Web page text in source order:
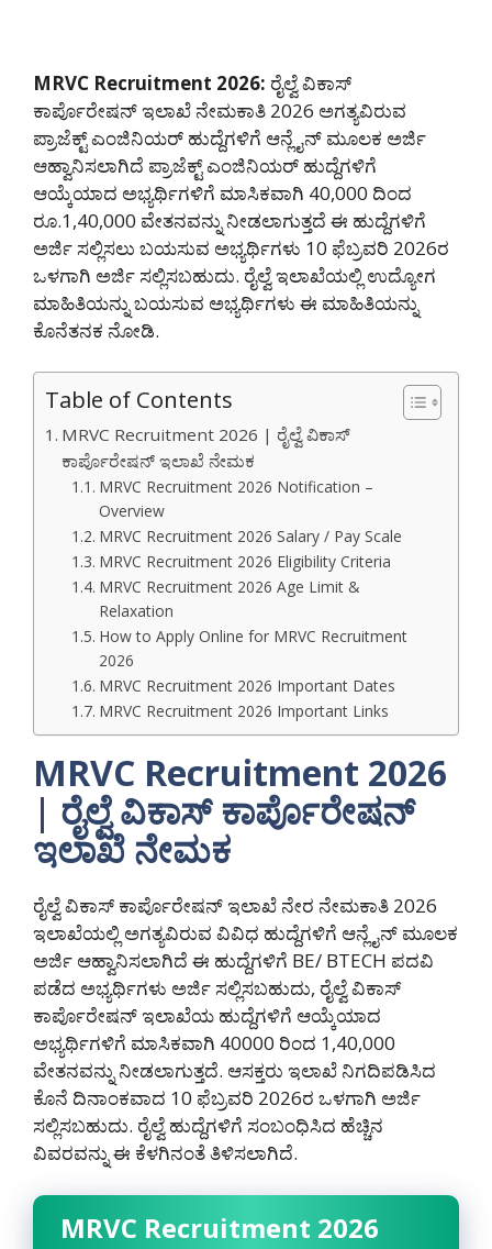
MRVC Recruitment 2026: ರೈಲ್ವೆ ವಿಕಾಸ್
ಕಾರ್ಪೊರೇಷನ್ ಇಲಾಖೆ ನೇಮಕಾತಿ 2026 ಅಗತ್ಯವಿರುವ
ಪ್ರಾಜೆಕ್ಟ್ ಎಂಜಿನಿಯರ್ ಹುದ್ದೆಗಳಿಗೆ ಆನ್ಲೈನ್ ಮೂಲಕ ಅರ್ಜಿ
ಆಹ್ವಾನಿಸಲಾಗಿದೆ ಪ್ರಾಜೆಕ್ಟ್ ಎಂಜಿನಿಯರ್ ಹುದ್ದೆಗಳಿಗೆ
ಆಯ್ಕೆಯಾದ ಅಭ್ಯರ್ಥಿಗಳಿಗೆ ಮಾಸಿಕವಾಗಿ 40,000 ದಿಂದ
ರೂ.1,40,000 ವೇತನವನ್ನು ನೀಡಲಾಗುತ್ತದೆ ಈ ಹುದ್ದೆಗಳಿಗೆ
ಅರ್ಜಿ ಸಲ್ಲಿಸಲು ಬಯಸುವ ಅಭ್ಯರ್ಥಿಗಳು 10 ಫೆಬ್ರವರಿ 2026ರ
ಒಳಗಾಗಿ ಅರ್ಜಿ ಸಲ್ಲಿಸಬಹುದು. ರೈಲ್ವೆ ಇಲಾಖೆಯಲ್ಲಿ ಉದ್ಯೋಗ
ಮಾಹಿತಿಯನ್ನು ಬಯಸುವ ಅಭ್ಯರ್ಥಿಗಳು ಈ ಮಾಹಿತಿಯನ್ನು
ಕೊನೆತನಕ ನೋಡಿ.
Table of Contents
MRVC Recruitment 2026 | ರೈಲ್ವೆ ವಿಕಾಸ್
ಕಾರ್ಪೊರೇಷನ್ ಇಲಾಖೆ ನೇಮಕ
MRVC Recruitment 2026 Notification –
Overview
MRVC Recruitment 2026 Salary / Pay Scale
MRVC Recruitment 2026 Eligibility Criteria
MRVC Recruitment 2026 Age Limit &
Relaxation
How to Apply Online for MRVC Recruitment
2026
MRVC Recruitment 2026 Important Dates
MRVC Recruitment 2026 Important Links
MRVC Recruitment 2026
| ರೈಲ್ವೆ ವಿಕಾಸ್ ಕಾರ್ಪೊರೇಷನ್
ಇಲಾಖೆ ನೇಮಕ
ರೈಲ್ವೆ ವಿಕಾಸ್ ಕಾರ್ಪೊರೇಷನ್ ಇಲಾಖೆ ನೇರ ನೇಮಕಾತಿ 2026
ಇಲಾಖೆಯಲ್ಲಿ ಅಗತ್ಯವಿರುವ ವಿವಿಧ ಹುದ್ದೆಗಳಿಗೆ ಆನ್ಲೈನ್ ಮೂಲಕ
ಅರ್ಜಿ ಆಹ್ವಾನಿಸಲಾಗಿದೆ ಈ ಹುದ್ದೆಗಳಿಗೆ BE/ BTECH ಪದವಿ
ಪಡೆದ ಅಭ್ಯರ್ಥಿಗಳು ಅರ್ಜಿ ಸಲ್ಲಿಸಬಹುದು, ರೈಲ್ವೆ ವಿಕಾಸ್
ಕಾರ್ಪೊರೇಷನ್ ಇಲಾಖೆಯ ಹುದ್ದೆಗಳಿಗೆ ಆಯ್ಕೆಯಾದ
ಅಭ್ಯರ್ಥಿಗಳಿಗೆ ಮಾಸಿಕವಾಗಿ 40000 ರಿಂದ 1,40,000
ವೇತನವನ್ನು ನೀಡಲಾಗುತ್ತದೆ. ಆಸಕ್ತರು ಇಲಾಖೆ ನಿಗದಿಪಡಿಸಿದ
ಕೊನೆ ದಿನಾಂಕವಾದ 10 ಫೆಬ್ರವರಿ 2026ರ ಒಳಗಾಗಿ ಅರ್ಜಿ
ಸಲ್ಲಿಸಬಹುದು. ರೈಲ್ವೆ ಹುದ್ದೆಗಳಿಗೆ ಸಂಬಂಧಿಸಿದ ಹೆಚ್ಚಿನ
ವಿವರವನ್ನು ಈ ಕೆಳಗಿನಂತೆ ತಿಳಿಸಲಾಗಿದೆ.
MRVC Recruitment 2026